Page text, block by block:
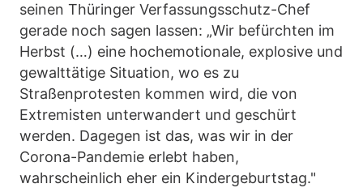
seinen Thüringer Verfassungsschutz-Chef
gerade noch sagen lassen: „Wir befürchten im
Herbst (…) eine hochemotionale, explosive und
gewalttätige Situation, wo es zu
Straßenprotesten kommen wird, die von
Extremisten unterwandert und geschürt
werden. Dagegen ist das, was wir in der
Corona-Pandemie erlebt haben,
wahrscheinlich eher ein Kindergeburtstag."